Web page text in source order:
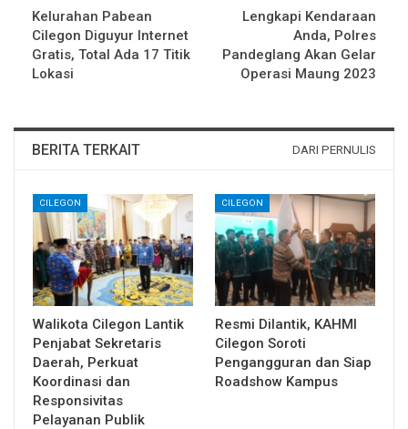
Kelurahan Pabean
Cilegon Diguyur Internet
Gratis, Total Ada 17 Titik
Lokasi
Lengkapi Kendaraan
Anda, Polres
Pandeglang Akan Gelar
Operasi Maung 2023
BERITA TERKAIT DARI PERNULIS
CILEGON
Walikota Cilegon Lantik
Penjabat Sekretaris
Daerah, Perkuat
Koordinasi dan
Responsivitas
Pelayanan Publik
CILEGON
Resmi Dilantik, KAHMI
Cilegon Soroti
Pengangguran dan Siap
Roadshow Kampus